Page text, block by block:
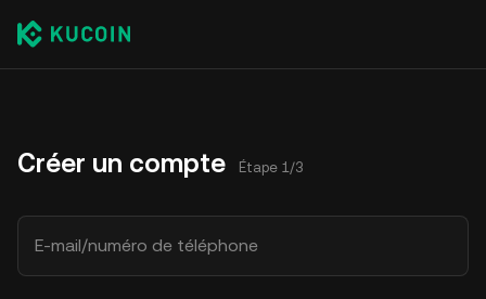
Créer un compte Étape 1/3
E-mail/numéro de téléphone